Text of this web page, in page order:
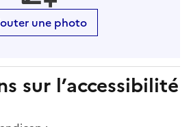
une photo
sur l’accessibilité